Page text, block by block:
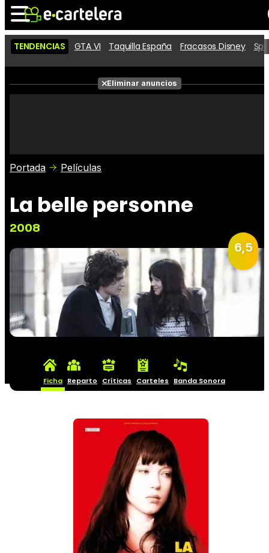
Noticias Cartelera
Películas
Críticas
TENDENCIAS GTA VI Taquilla España Fracasos Disney
Eliminar anuncios
Portada Películas
La belle personne
2008
6,5
Ficha Reparto Críticas Carteles Banda Sonora